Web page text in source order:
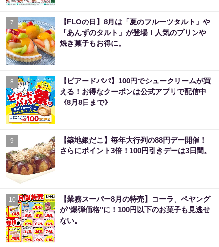
7
【FLOの日】8月は「夏のフルーツタルト」や
「あんずのタルト」が登場！人気のプリンや
焼き菓子もお得に。
8
【ビアードパパ】100円でシュークリームが買
える！お得なクーポンは公式アプリで配信中
《8月8日まで》
9
【築地銀だこ】毎年大行列の88円デー開催！
さらにポイント3倍！100円引きデーは3日間。
10
【業務スーパー8月の特売】コーラ、ペヤング
が"爆弾価格"に！100円以下のお菓子も見逃せ
ない。